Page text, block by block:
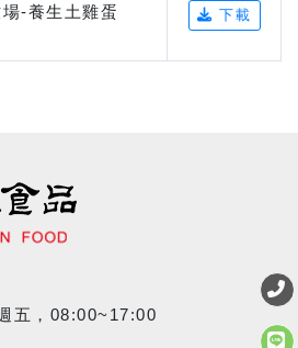
-養生土雞蛋
下載
五，08:00~17:00